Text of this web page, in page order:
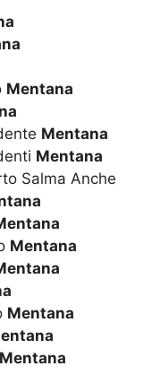
Mentana
Mentana
Mentana
Salma Anche
Mentana
Mentana
Mentana